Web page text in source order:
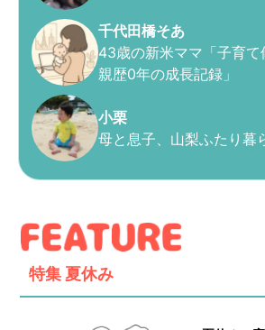
千代田橋そあ
43歳の新米ママ「子育て
親歴0年の成長記録」
小栗
母と息子、山梨ふたり暮
特集 夏休み